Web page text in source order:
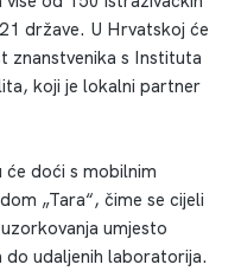
države. U Hrvatskoj će
znanstvenika s Instituta
koji je lokalni partner
će doći s mobilnim
„Tara“, čime se cijeli
umjesto
udaljenih laboratorija.